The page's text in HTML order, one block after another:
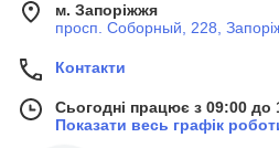
м. Запоріжжя
просп. Соборный, 228,
Контакти
Сьогодні працює з 09:00 до
Показати весь графік